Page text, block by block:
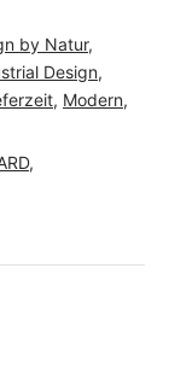
by Natur,
Design,
, Modern,
,